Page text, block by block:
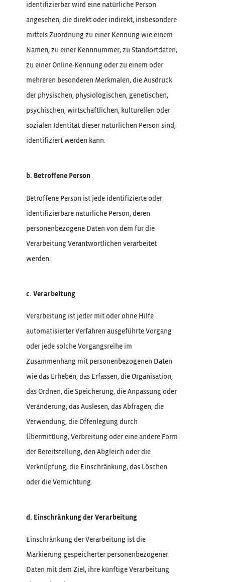
identifizierbar wird eine natürliche Person
angesehen, die direkt oder indirekt, insbesondere
mittels Zuordnung zu einer Kennung wie einem
Namen, zu einer Kennnummer, zu Standortdaten,
zu einer Online-Kennung oder zu einem oder
mehreren besonderen Merkmalen, die Ausdruck
der physischen, physiologischen, genetischen,
psychischen, wirtschaftlichen, kulturellen oder
sozialen Identität dieser natürlichen Person sind,
identifiziert werden kann.
b. Betroffene Person
Betroffene Person ist jede identifizierte oder
identifizierbare natürliche Person, deren
personenbezogene Daten von dem für die
Verarbeitung Verantwortlichen verarbeitet
werden.
c. Verarbeitung
Verarbeitung ist jeder mit oder ohne Hilfe
automatisierter Verfahren ausgeführte Vorgang
oder jede solche Vorgangsreihe im
Zusammenhang mit personenbezogenen Daten
wie das Erheben, das Erfassen, die Organisation,
das Ordnen, die Speicherung, die Anpassung oder
Veränderung, das Auslesen, das Abfragen, die
Verwendung, die Offenlegung durch
Übermittlung, Verbreitung oder eine andere Form
der Bereitstellung, den Abgleich oder die
Verknüpfung, die Einschränkung, das Löschen
oder die Vernichtung.
d. Einschränkung der Verarbeitung
Einschränkung der Verarbeitung ist die
Markierung gespeicherter personenbezogener
Daten mit dem Ziel, ihre künftige Verarbeitung